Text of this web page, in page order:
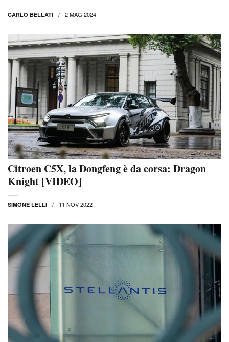
CARLO BELLATI 2 MAG 2024
Citroen C5X, la Dongfeng è da corsa: Dragon
Knight [VIDEO]
SIMONE LELLI 11 NOV 2022